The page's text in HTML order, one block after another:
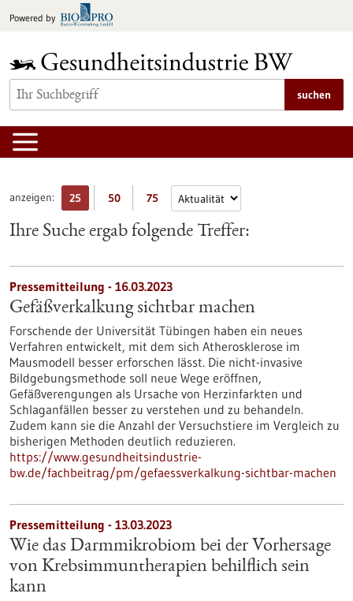
Inhalt
Powered by
suchen
anzeigen: 25 50 75
Ihre Suche ergab folgende Treffer:
Pressemitteilung - 16.03.2023
Gefäßverkalkung sichtbar machen
Forschende der Universität Tübingen haben ein neues
Verfahren entwickelt, mit dem sich Atherosklerose im
Mausmodell besser erforschen lässt. Die nicht-invasive
Bildgebungsmethode soll neue Wege eröffnen,
Gefäßverengungen als Ursache von Herzinfarkten und
Schlaganfällen besser zu verstehen und zu behandeln.
Zudem kann sie die Anzahl der Versuchstiere im Vergleich zu
bisherigen Methoden deutlich reduzieren.
https://www.gesundheitsindustrie-
bw.de/fachbeitrag/pm/gefaessverkalkung-sichtbar-machen
Pressemitteilung - 13.03.2023
Wie das Darmmikrobiom bei der Vorhersage
von Krebsimmuntherapien behilflich sein
kann